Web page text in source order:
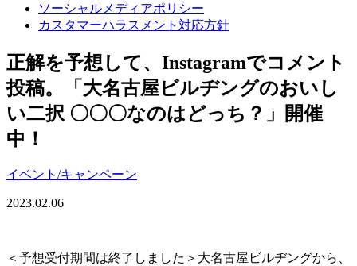
ソーシャルメディアポリシー
カスタマーハラスメント対応方針
正解を予想して、Instagramでコメント
投稿。「大名古屋ビルヂングのおいし
い二択 〇〇〇なのはどっち？」開催
中！
イベント/キャンペーン
2023.02.06
＜予想受付期間は終了しました＞大名古屋ビルヂングから、